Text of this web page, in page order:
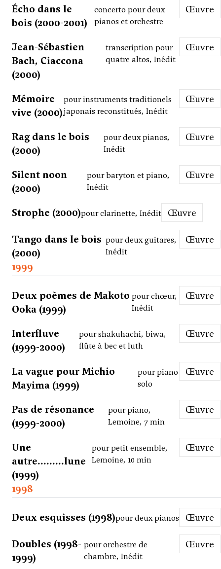
Écho dans le
bois (2000-2001)
concerto pour deux
pianos et orchestre
Œuvre
Jean-Sébastien
Bach, Ciaccona
(2000)
transcription pour
quatre altos, Inédit
Œuvre
Mémoire
vive (2000)
pour instruments traditionels
japonais reconstitués, Inédit
Œuvre
Rag dans le bois
(2000)
pour deux pianos,
Inédit
Œuvre
Silent noon
(2000)
pour baryton et piano,
Inédit
Œuvre
Strophe (2000)pour clarinette, Inédit Œuvre
Tango dans le bois
(2000)
pour deux guitares,
Inédit
Œuvre
1999
Deux poèmes de Makoto
Ooka (1999)
pour chœur,
Inédit
Œuvre
Interfluve
(1999-2000)
pour shakuhachi, biwa,
flûte à bec et luth
Œuvre
La vague pour Michio
Mayima (1999)
pour piano
solo
Œuvre
Pas de résonance
(1999-2000)
pour piano,
Lemoine, 7 min
Œuvre
Une
autre.........lune
(1999)
pour petit ensemble,
Lemoine, 10 min
Œuvre
1998
Deux esquisses (1998)pour deux pianos Œuvre
Doubles (1998-
1999)
pour orchestre de
chambre, Inédit
Œuvre